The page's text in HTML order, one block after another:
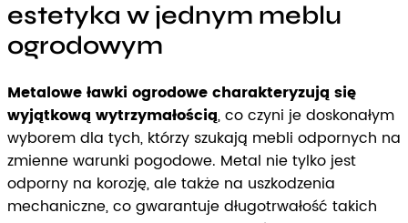
estetyka w jednym meblu
ogrodowym
Metalowe ławki ogrodowe charakteryzują się
wyjątkową wytrzymałością, co czyni je doskonałym
wyborem dla tych, którzy szukają mebli odpornych na
zmienne warunki pogodowe. Metal nie tylko jest
odporny na korozję, ale także na uszkodzenia
mechaniczne, co gwarantuje długotrwałość takich